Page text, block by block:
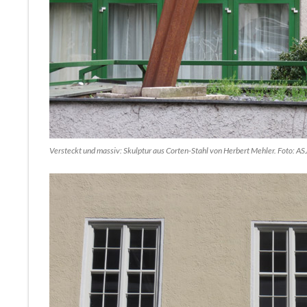
Versteckt und massiv: Skulptur aus Corten-Stahl von Herbert Mehler. Foto: